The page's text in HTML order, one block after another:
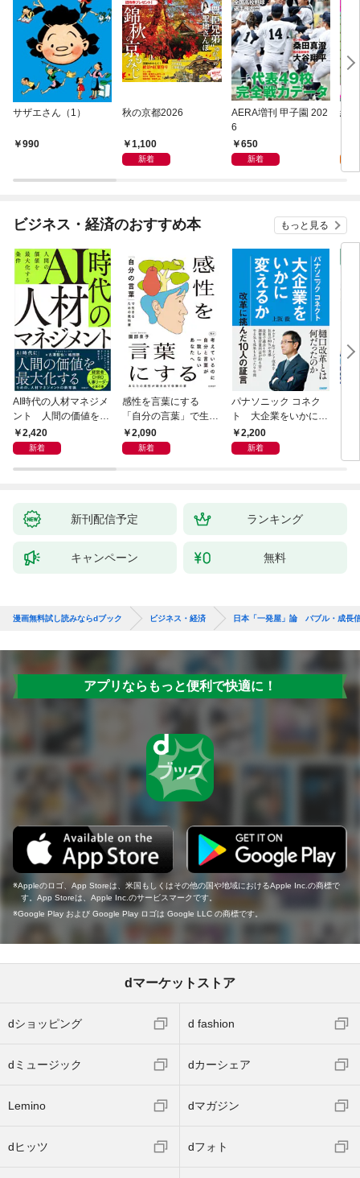
サザエさん（1）
990
秋の京都2026
1,100
新着
AERA増刊 甲子園 202
6
650
新着
終
ビジネス・経済のおすすめ本 もっと見る
AI時代の人材マネジメ
ント 人間の価値を最
大化する条件
2,420
新着
感性を言葉にする
「自分の言葉」で生き
るための教科書
2,090
新着
パナソニック コネク
ト 大企業をいかに変
えるか
2,200
新着
新刊配信予定 ランキング
キャンペーン 無料
漫画無料試し読みならdブック ビジネス・経済 日本「一発屋」論 バブル・成長
アプリならもっと便利で快適に！
Appleのロゴ、App Storeは、米国もしくはその他の国や地域におけるApple Inc.の商標で
す。App Storeは、Apple Inc.のサービスマークです。
Google Play および Google Play ロゴは Google LLC の商標です。
dマーケットストア
dショッピング d fashion
dミュージック dカーシェア
Lemino dマガジン
dヒッツ dフォト